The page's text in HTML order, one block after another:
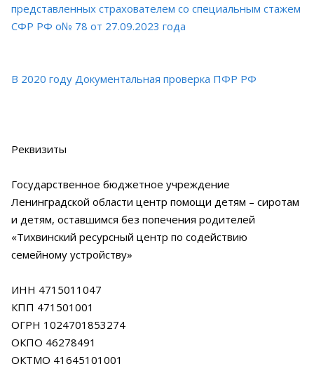
представленных страхователем со специальным стажем
СФР РФ о№ 78 от 27.09.2023 года
В 2020 году Документальная проверка ПФР РФ
Реквизиты
Государственное бюджетное учреждение
Ленинградской области центр помощи детям – сиротам
и детям, оставшимся без попечения родителей
«Тихвинский ресурсный центр по содействию
семейному устройству»
ИНН 4715011047
КПП 471501001
ОГРН 1024701853274
ОКПО 46278491
ОКТМО 41645101001